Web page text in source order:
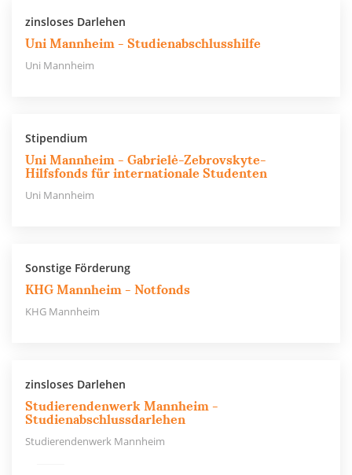
zinsloses Darlehen
Uni Mannheim - Studien­abschlusshilfe
Uni Mannheim
Stipendium
Uni Mannheim - Gabrielė-Zebrovskyte-
Hilfsfonds für internationale Studenten
Uni Mannheim
Sonstige Förderung
KHG Mannheim - Notfonds
KHG Mannheim
zinsloses Darlehen
Studierendenwerk Mannheim -
Studienabschlussdarlehen
Studierendenwerk Mannheim